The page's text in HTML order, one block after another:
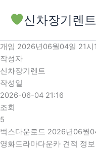
로
건
너
뛰
기
신차장기렌트
개임 2026년06월04일 21시
작성자
신차장기렌트
작성일
2026-06-04 21:16
조회
5
벅스다운로드 2026년06월
영화드라마다운카 견적 정